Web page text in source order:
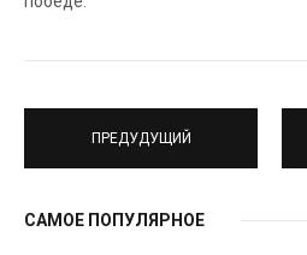
ПРЕДУДУЩИЙ
САМОЕ ПОПУЛЯРНОЕ